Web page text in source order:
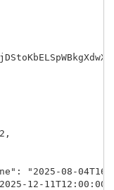
"2025-08-
12-